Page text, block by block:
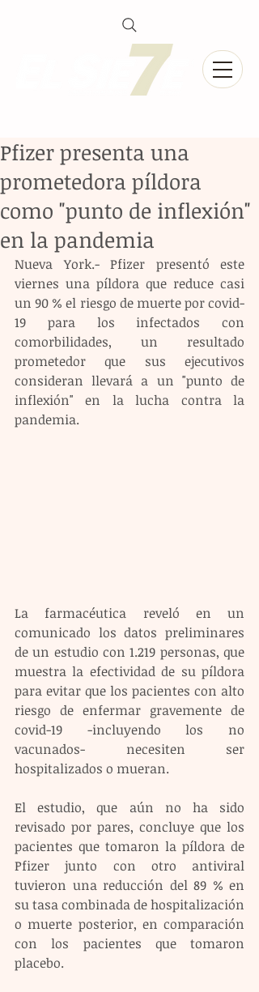
Pfizer presenta una
prometedora píldora
como "punto de inflexión"
en la pandemia
Nueva York.- Pfizer presentó este
viernes una píldora que reduce casi
un 90 % el riesgo de muerte por covid-
19 para los infectados con
comorbilidades, un resultado
prometedor que sus ejecutivos
consideran llevará a un "punto de
inflexión" en la lucha contra la
pandemia.
La farmacéutica reveló en un
comunicado los datos preliminares
de un estudio con 1.219 personas, que
muestra la efectividad de su píldora
para evitar que los pacientes con alto
riesgo de enfermar gravemente de
covid-19 -incluyendo los no
vacunados- necesiten ser
hospitalizados o mueran.
El estudio, que aún no ha sido
revisado por pares, concluye que los
pacientes que tomaron la píldora de
Pfizer junto con otro antiviral
tuvieron una reducción del 89 % en
su tasa combinada de hospitalización
o muerte posterior, en comparación
con los pacientes que tomaron
placebo.